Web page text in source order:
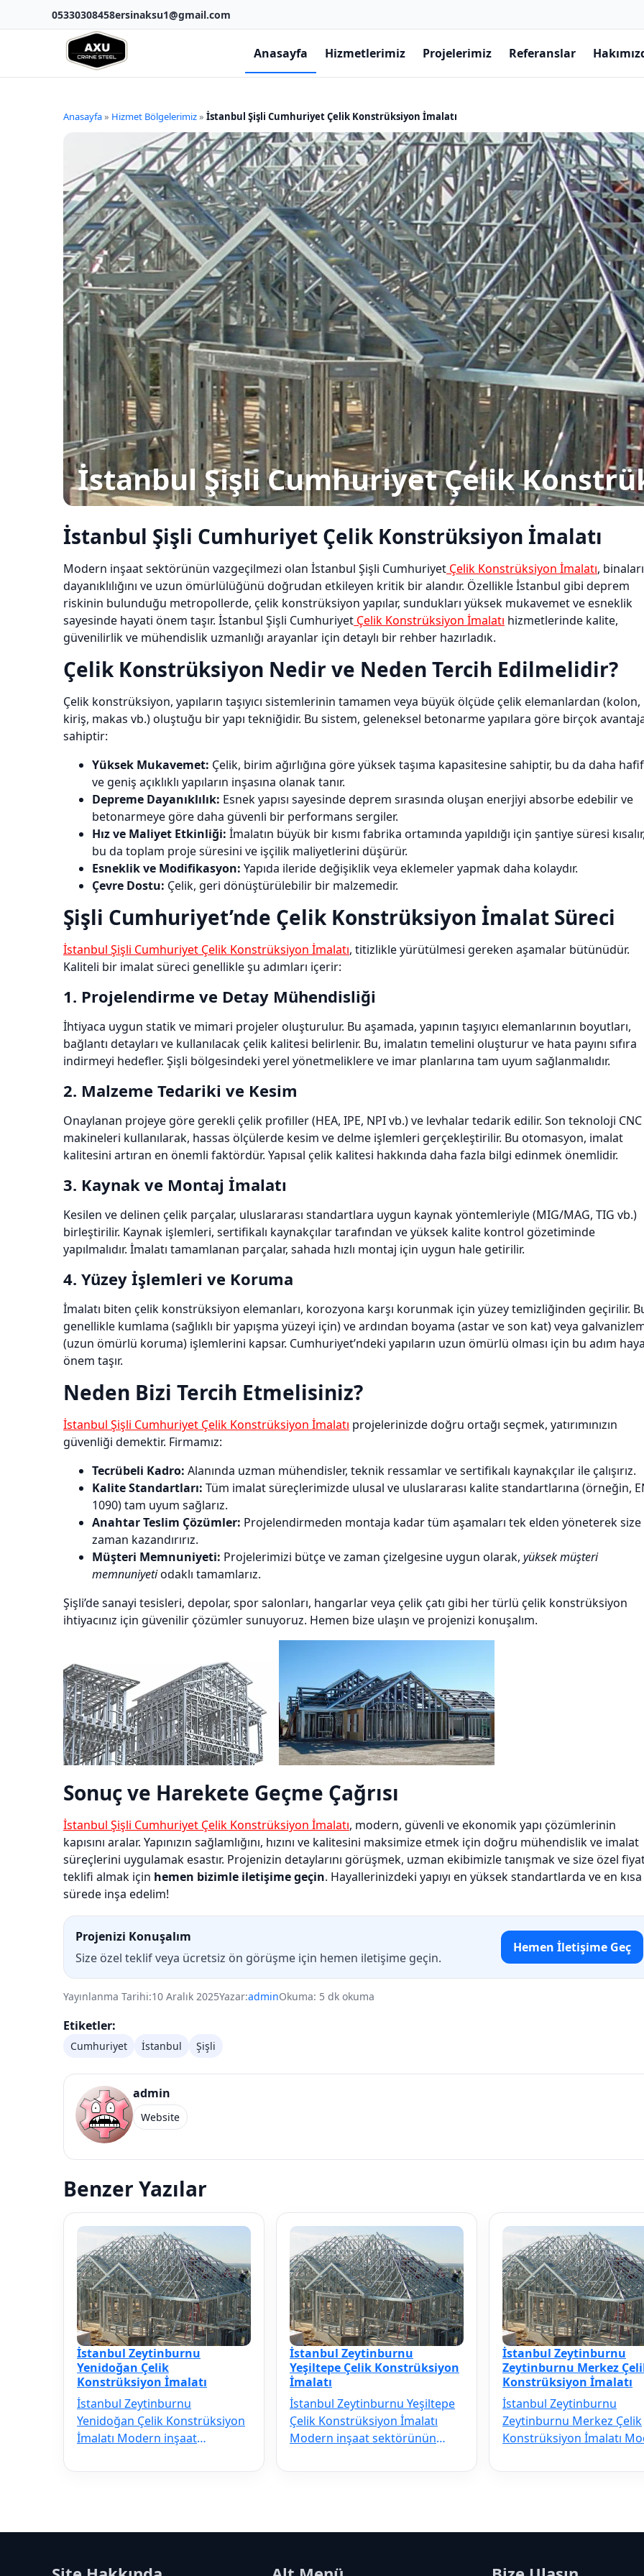
05330308458ersinaksu1@gmail.com
Anasayfa Hizmetlerimiz Projelerimiz Referanslar
Anasayfa» Hizmet Bölgelerimiz» İstanbul Şişli Cumhuriyet Çelik Konstrüksiyon İmalatı
İstanbul Şişli Cumhuriyet Çelik
İstanbul Şişli Cumhuriyet Çelik Konstrüksiyon İmalatı
Modern inşaat sektörünün vazgeçilmezi olan İstanbul Şişli Cumhuriyet Çelik Konstrüksiyon İmalatı,
dayanıklılığını ve uzun ömürlülüğünü doğrudan etkileyen kritik bir alandır. Özellikle İstanbul gibi deprem
riskinin bulunduğu metropollerde, çelik konstrüksiyon yapılar, sundukları yüksek mukavemet ve esneklik
sayesinde hayati önem taşır. İstanbul Şişli Cumhuriyet Çelik Konstrüksiyon İmalatı hizmetlerinde kalite,
güvenilirlik ve mühendislik uzmanlığı arayanlar için detaylı bir rehber hazırladık.
Çelik Konstrüksiyon Nedir ve Neden Tercih Edilmelidir?
Çelik konstrüksiyon, yapıların taşıyıcı sistemlerinin tamamen veya büyük ölçüde çelik elemanlardan (kolon,
kiriş, makas vb.) oluştuğu bir yapı tekniğidir. Bu sistem, geleneksel betonarme yapılara göre birçok
sahiptir:
Yüksek Mukavemet: Çelik, birim ağırlığına göre yüksek taşıma kapasitesine sahiptir, bu da daha hafif
ve geniş açıklıklı yapıların inşasına olanak tanır.
Depreme Dayanıklılık: Esnek yapısı sayesinde deprem sırasında oluşan enerjiyi absorbe edebilir ve
betonarmeye göre daha güvenli bir performans sergiler.
Hız ve Maliyet Etkinliği: İmalatın büyük bir kısmı fabrika ortamında yapıldığı için şantiye süresi
bu da toplam proje süresini ve işçilik maliyetlerini düşürür.
Esneklik ve Modifikasyon: Yapıda ileride değişiklik veya eklemeler yapmak daha kolaydır.
Çevre Dostu: Çelik, geri dönüştürülebilir bir malzemedir.
Şişli Cumhuriyet’nde Çelik Konstrüksiyon İmalat Süreci
İstanbul Şişli Cumhuriyet Çelik Konstrüksiyon İmalatı, titizlikle yürütülmesi gereken aşamalar bütünüdür.
Kaliteli bir imalat süreci genellikle şu adımları içerir:
1. Projelendirme ve Detay Mühendisliği
İhtiyaca uygun statik ve mimari projeler oluşturulur. Bu aşamada, yapının taşıyıcı elemanlarının boyutları,
bağlantı detayları ve kullanılacak çelik kalitesi belirlenir. Bu, imalatın temelini oluşturur ve hata payını sıfıra
indirmeyi hedefler. Şişli bölgesindeki yerel yönetmeliklere ve imar planlarına tam uyum sağlanmalıdır.
2. Malzeme Tedariki ve Kesim
Onaylanan projeye göre gerekli çelik profiller (HEA, IPE, NPI vb.) ve levhalar tedarik edilir. Son teknoloji CNC
makineleri kullanılarak, hassas ölçülerde kesim ve delme işlemleri gerçekleştirilir. Bu otomasyon, imalat
kalitesini artıran en önemli faktördür. Yapısal çelik kalitesi hakkında daha fazla bilgi edinmek önemlidir.
3. Kaynak ve Montaj İmalatı
Kesilen ve delinen çelik parçalar, uluslararası standartlara uygun kaynak yöntemleriyle (MIG/MAG, TIG vb.)
birleştirilir. Kaynak işlemleri, sertifikalı kaynakçılar tarafından ve yüksek kalite kontrol gözetiminde
yapılmalıdır. İmalatı tamamlanan parçalar, sahada hızlı montaj için uygun hale getirilir.
4. Yüzey İşlemleri ve Koruma
İmalatı biten çelik konstrüksiyon elemanları, korozyona karşı korunmak için yüzey temizliğinden geçirilir.
genellikle kumlama (sağlıklı bir yapışma yüzeyi için) ve ardından boyama (astar ve son kat) veya
(uzun ömürlü koruma) işlemlerini kapsar. Cumhuriyet’ndeki yapıların uzun ömürlü olması için bu adım
önem taşır.
Neden Bizi Tercih Etmelisiniz?
İstanbul Şişli Cumhuriyet Çelik Konstrüksiyon İmalatı projelerinizde doğru ortağı seçmek, yatırımınızın
güvenliği demektir. Firmamız:
Tecrübeli Kadro: Alanında uzman mühendisler, teknik ressamlar ve sertifikalı kaynakçılar ile çalışırız.
Kalite Standartları: Tüm imalat süreçlerimizde ulusal ve uluslararası kalite standartlarına (örneğin,
1090) tam uyum sağlarız.
Anahtar Teslim Çözümler: Projelendirmeden montaja kadar tüm aşamaları tek elden yöneterek size
zaman kazandırırız.
Müşteri Memnuniyeti: Projelerimizi bütçe ve zaman çizelgesine uygun olarak, yüksek müşteri
memnuniyetiodaklı tamamlarız.
Şişli’de sanayi tesisleri, depolar, spor salonları, hangarlar veya çelik çatı gibi her türlü çelik konstrüksiyon
ihtiyacınız için güvenilir çözümler sunuyoruz. Hemen bize ulaşın ve projenizi konuşalım.
Sonuç ve Harekete Geçme Çağrısı
İstanbul Şişli Cumhuriyet Çelik Konstrüksiyon İmalatı, modern, güvenli ve ekonomik yapı çözümlerinin
kapısını aralar. Yapınızın sağlamlığını, hızını ve kalitesini maksimize etmek için doğru mühendislik ve imalat
süreçlerini uygulamak esastır. Projenizin detaylarını görüşmek, uzman ekibimizle tanışmak ve size özel
teklifi almak için hemen bizimle iletişime geçin. Hayallerinizdeki yapıyı en yüksek standartlarda ve en kısa
sürede inşa edelim!
Projenizi Konuşalım
Size özel teklif veya ücretsiz ön görüşme için hemen iletişime geçin.
Hemen İletişime Geç
Yayınlanma Tarihi:10 Aralık 2025Yazar:adminOkuma: 5 dk okuma
Etiketler:
Cumhuriyet İstanbul Şişli
admin
Website
Benzer Yazılar
İstanbul Zeytinburnu
Yenidoğan Çelik
Konstrüksiyon İmalatı
İstanbul Zeytinburnu
Yenidoğan Çelik Konstrüksiyon
İmalatı Modern inşaat
İstanbul Zeytinbur…
İstanbul Zeytinburnu
Yeşiltepe Çelik Konstrüksiyon
İmalatı
İstanbul Zeytinburnu Yeşiltepe
Çelik Konstrüksiyon İmalatı
Modern inşaat sektörünün
Zeytinbur…
İstanbul Zeytinburnu
Zeytinburnu Merkez
Konstrüksiyon İmalatı
İstanbul Zeytinburnu
Zeytinburnu Merkez Çelik
Konstrüksiyon İmalatı
olan İstanbul …